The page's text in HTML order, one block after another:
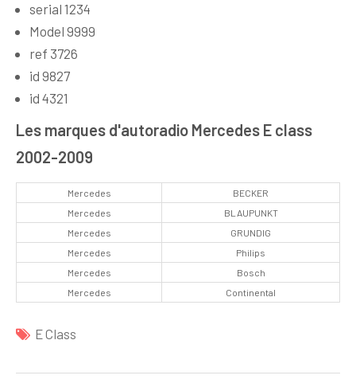
serial 1234
Model 9999
ref 3726
id 9827
id 4321
Les marques d'autoradio Mercedes E class
2002-2009
Mercedes
BECKER
Mercedes
BLAUPUNKT
Mercedes
GRUNDIG
Mercedes
Philips
Mercedes
Bosch
Mercedes
Continental
E Class